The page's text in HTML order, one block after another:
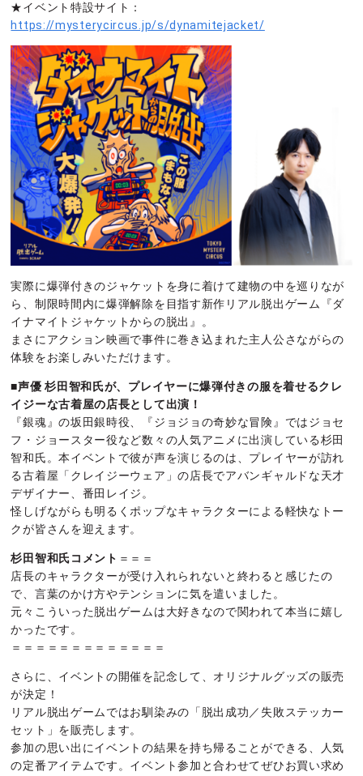
★イベント特設サイト：
https://mysterycircus.jp/s/dynamitejacket/
実際に爆弾付きのジャケットを身に着けて建物の中を巡りなが
ら、制限時間内に爆弾解除を目指す新作リアル脱出ゲーム『ダ
イナマイトジャケットからの脱出』。
まさにアクション映画で事件に巻き込まれた主人公さながらの
体験をお楽しみいただけます。
■声優 杉田智和氏が、プレイヤーに爆弾付きの服を着せるクレ
イジーな古着屋の店長として出演！
『銀魂』の坂田銀時役、『ジョジョの奇妙な冒険』ではジョセ
フ・ジョースター役など数々の人気アニメに出演している杉田
智和氏。本イベントで彼が声を演じるのは、プレイヤーが訪れ
る古着屋「クレイジーウェア」の店長でアバンギャルドな天才
デザイナー、番田レイジ。
怪しげながらも明るくポップなキャラクターによる軽快なトー
クが皆さんを迎えます。
杉田智和氏コメント ＝＝＝
店長のキャラクターが受け入れられないと終わると感じたの
で、言葉のかけ方やテンションに気を遣いました。
元々こういった脱出ゲームは大好きなので関われて本当に嬉し
かったです。
＝＝＝＝＝＝＝＝＝＝＝＝＝
さらに、イベントの開催を記念して、オリジナルグッズの販売
が決定！
リアル脱出ゲームではお馴染みの「脱出成功／失敗ステッカー
セット」を販売します。
参加の思い出にイベントの結果を持ち帰ることができる、人気
の定番アイテムです。イベント参加と合わせてぜひお買い求め